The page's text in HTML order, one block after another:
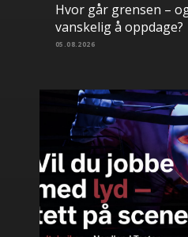
Hvor går grensen –
vanskelig å oppdage?
05.08.2026